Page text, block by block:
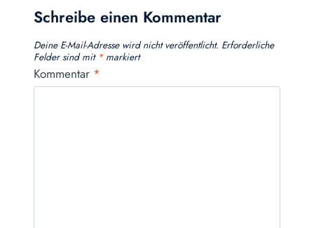
Schreibe einen Kommentar
Deine E-Mail-Adresse wird nicht veröffentlicht. Erforderliche
Felder sind mit *markiert
Kommentar *